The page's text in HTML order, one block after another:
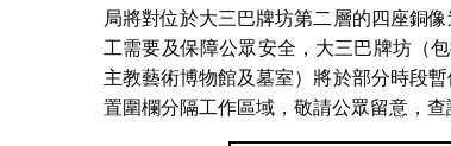
局將對位於大三巴牌坊第二層的四座銅
工需要及保障公眾安全，大三巴牌坊（
主教藝術博物館及墓室）將於部分時段
置圍欄分隔工作區域，敬請公眾留意，查